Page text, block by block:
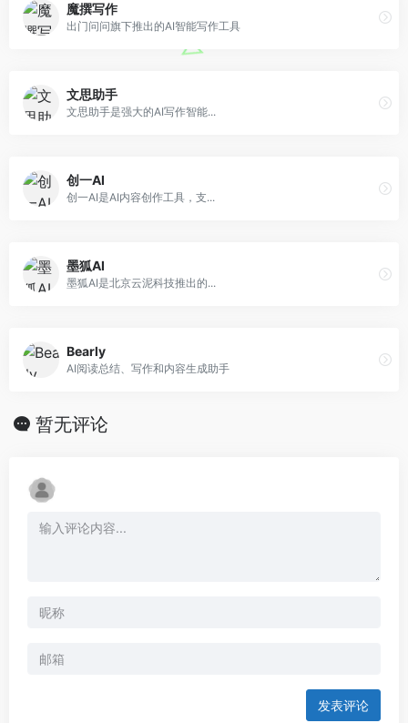
魔撰写作
出门问问旗下推出的AI智能写作工具
文思助手
文思助手是强大的AI写作智能...
创一AI
创一AI是AI内容创作工具，支...
墨狐AI
墨狐AI是北京云泥科技推出的...
Bearly
AI阅读总结、写作和内容生成助手
暂无评论
发表评论